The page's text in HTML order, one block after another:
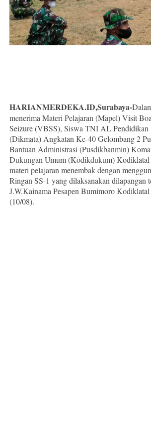
HARIANMERDEKA.ID,Surabaya-
menerima Materi Pelajaran (Mapel) Visit
Seizure (VBSS), Siswa TNI AL Pendidikan
(Dikmata) Angkatan Ke-40 Gelombang 2
Bantuan Administrasi (Pusdikbanmin)
Dukungan Umum (Kodikdukum) Kodiklatal
materi pelajaran menembak dengan
Ringan SS-1 yang dilaksanakan dilapangan
J.W.Kainama Pesapen Bumimoro Kodiklatal
(10/08).